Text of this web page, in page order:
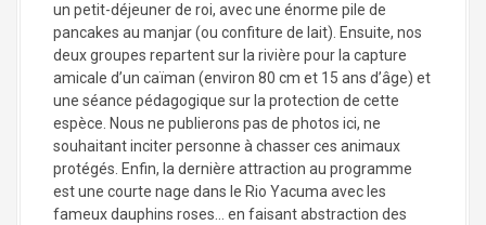
un petit-déjeuner de roi, avec une énorme pile de
pancakes au manjar (ou confiture de lait). Ensuite, nos
deux groupes repartent sur la rivière pour la capture
amicale d’un caïman (environ 80 cm et 15 ans d’âge) et
une séance pédagogique sur la protection de cette
espèce. Nous ne publierons pas de photos ici, ne
souhaitant inciter personne à chasser ces animaux
protégés. Enfin, la dernière attraction au programme
est une courte nage dans le Rio Yacuma avec les
fameux dauphins roses… en faisant abstraction des